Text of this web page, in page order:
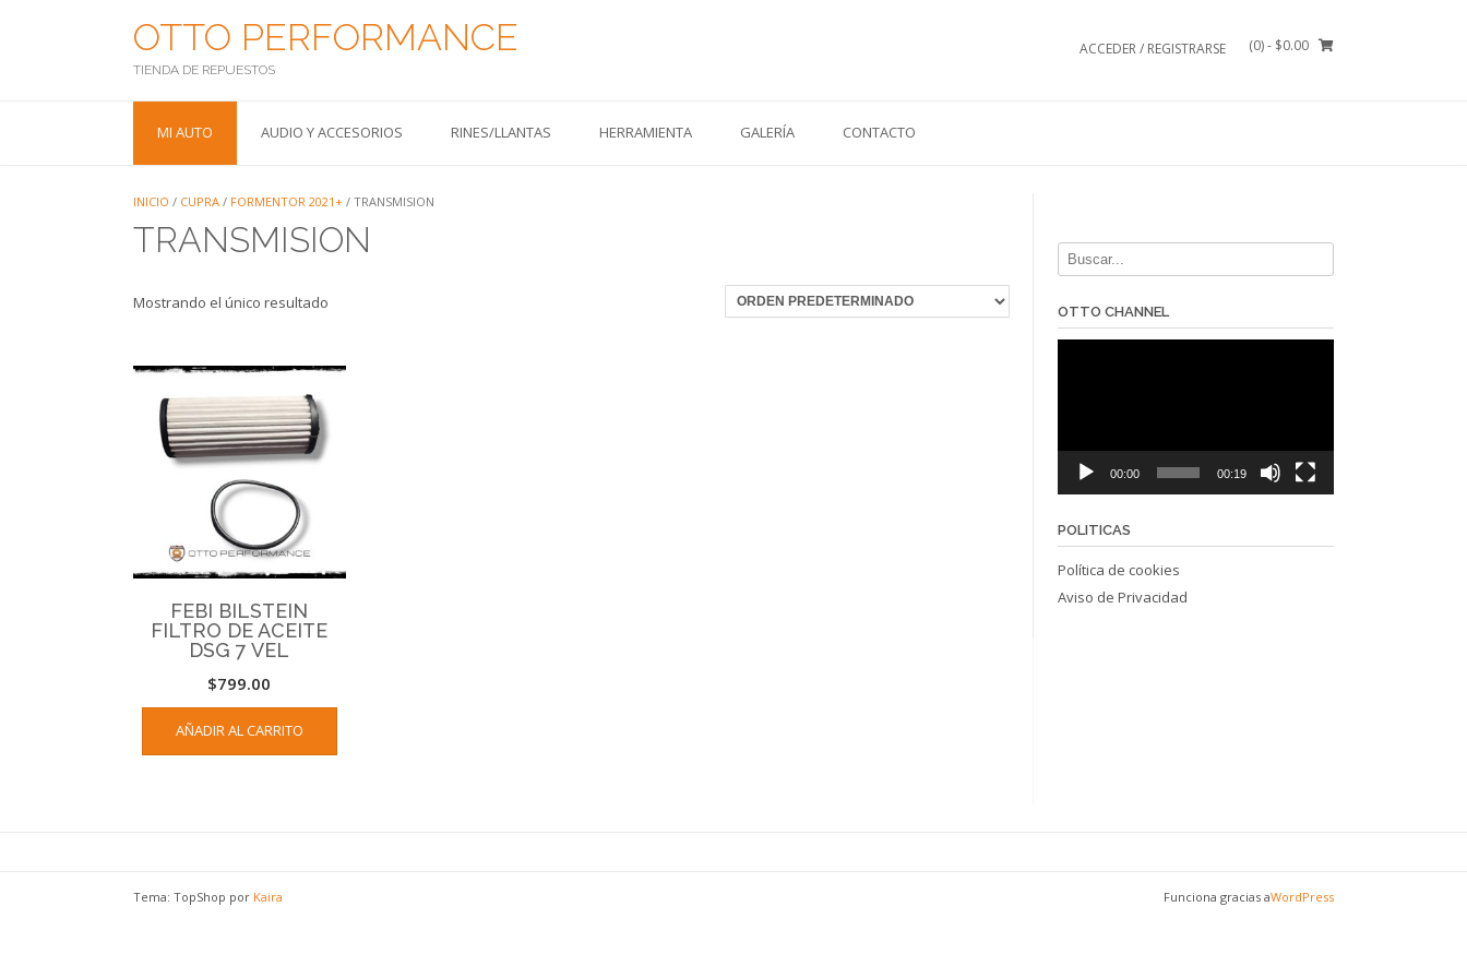
OTTO PERFORMANCE
TIENDA DE REPUESTOS
ACCEDER / REGISTRARSE (0)- $0.00
MI AUTO AUDIO Y ACCESORIOS RINES/LLANTAS HERRAMIENTA GALERÍA CONTACTO
INICIO / CUPRA / FORMENTOR 2021+ / TRANSMISION
TRANSMISION
Mostrando el único resultado
FEBI BILSTEIN
FILTRO DE ACEITE
DSG 7 VEL
$799.00
AÑADIR AL CARRITO
OTTO CHANNEL
00:00 00:19
POLITICAS
Política de cookies
Aviso de Privacidad
Tema: TopShop por Kaira Funciona gracias aWordPress